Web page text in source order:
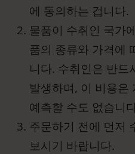
에 동의하는 겁니다.
물품이 수취인 국가
품의 종류와 가격에
니다. 수취인은 반드
발생하며, 이 비용은
예측할 수도 없습니
주문하기 전에 먼저
보시기 바랍니다.